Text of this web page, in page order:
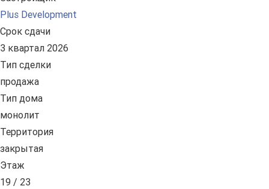
Plus Development
Срок сдачи
3 квартал 2026
Тип сделки
продажа
Тип дома
монолит
Территория
закрытая
Этаж
19 / 23